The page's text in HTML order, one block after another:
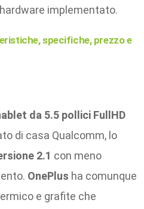
implementato.
specifiche, prezzo e
da 5.5 pollici FullHD
di casa Qualcomm, lo
2.1 con meno
OnePlus ha comunque
e grafite che